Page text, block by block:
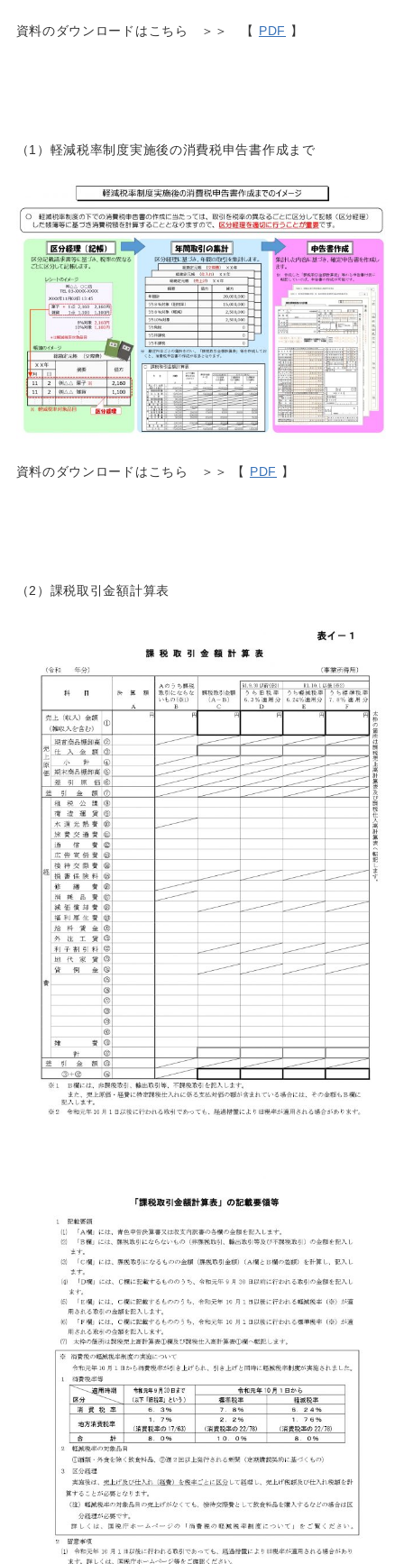
資料のダウンロードはこちら ＞＞ 【 PDF 】
（1）軽減税率制度実施後の消費税申告書作成まで
資料のダウンロードはこちら ＞＞ 【 PDF 】
（2）課税取引金額計算表